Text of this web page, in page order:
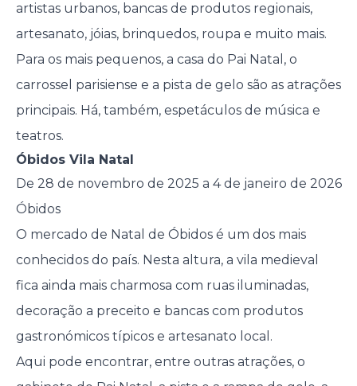
artistas urbanos, bancas de produtos regionais,
artesanato, jóias, brinquedos, roupa e muito mais.
Para os mais pequenos, a casa do Pai Natal, o
carrossel parisiense e a pista de gelo são as atrações
principais. Há, também, espetáculos de música e
teatros.
Óbidos Vila Natal
De 28 de novembro de 2025 a 4 de janeiro de 2026
Óbidos
O mercado de Natal de Óbidos é um dos mais
conhecidos do país. Nesta altura, a vila medieval
fica ainda mais charmosa com ruas iluminadas,
decoração a preceito e bancas com produtos
gastronómicos típicos e artesanato local.
Aqui pode encontrar, entre outras atrações, o